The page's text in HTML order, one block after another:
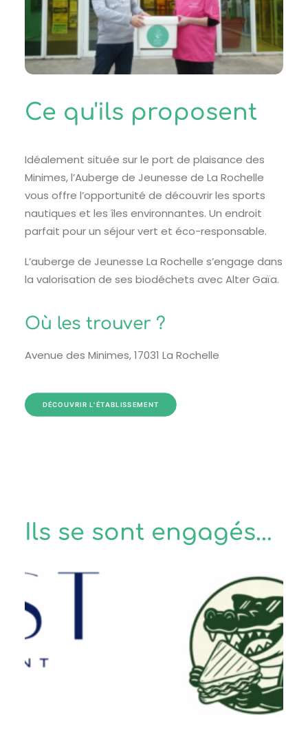
Ce qu'ils proposent
Idéalement située sur le port de plaisance des
Minimes, l’Auberge de Jeunesse de La Rochelle
vous offre l’opportunité de découvrir les sports
nautiques et les îles environnantes. Un endroit
parfait pour un séjour vert et éco-responsable.
L’auberge de Jeunesse La Rochelle s’engage dans
la valorisation de ses biodéchets avec Alter Gaïa.
Où les trouver ?
Avenue des Minimes, 17031 La Rochelle
DÉCOUVRIR L'ÉTABLISSEMENT
Ils se sont engagés...